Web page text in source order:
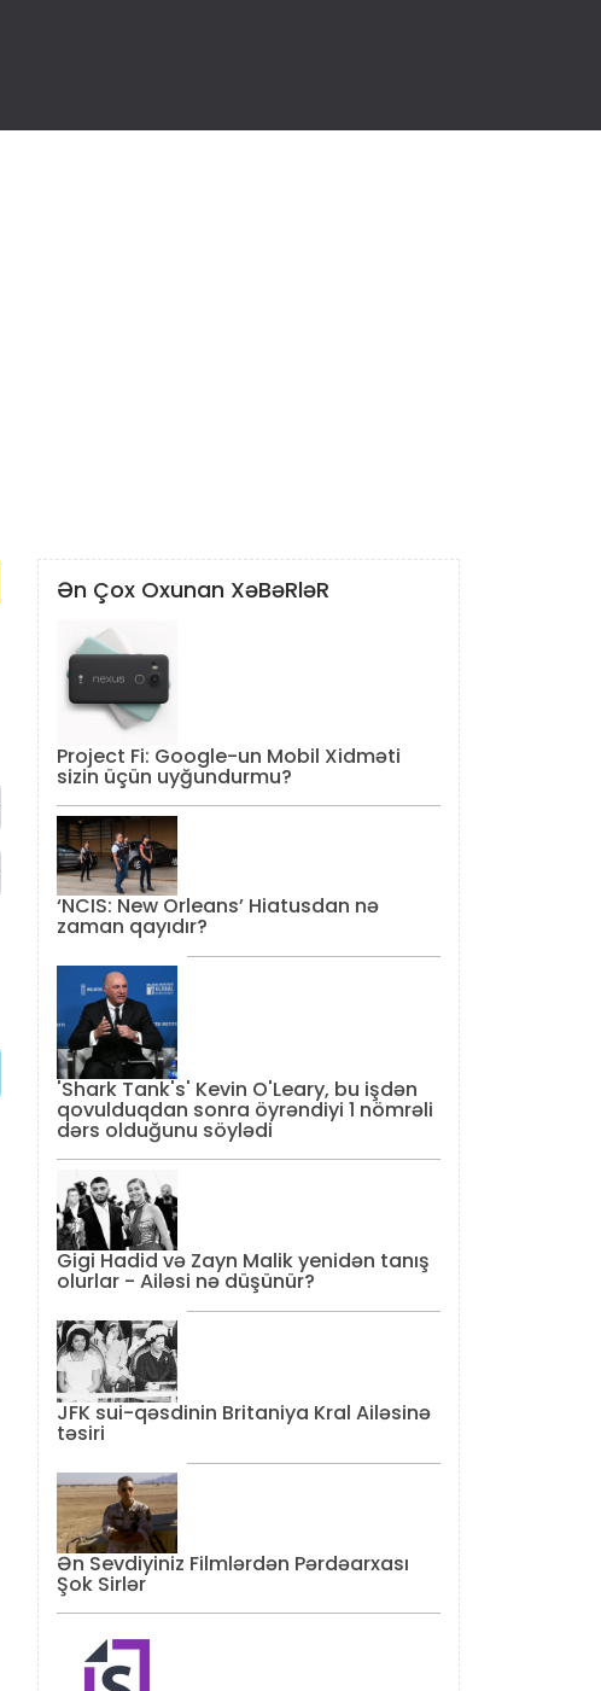
Ən Çox Oxunan XəBəRləR
Project Fi: Google-un Mobil Xidməti
sizin üçün uyğundurmu?
‘NCIS: New Orleans’ Hiatusdan nə
zaman qayıdır?
'Shark Tank's' Kevin O'Leary, bu işdən
qovulduqdan sonra öyrəndiyi 1 nömrəli
dərs olduğunu söylədi
Gigi Hadid və Zayn Malik yenidən tanış
olurlar - Ailəsi nə düşünür?
JFK sui-qəsdinin Britaniya Kral Ailəsinə
təsiri
Ən Sevdiyiniz Filmlərdən Pərdəarxası
Şok Sirlər